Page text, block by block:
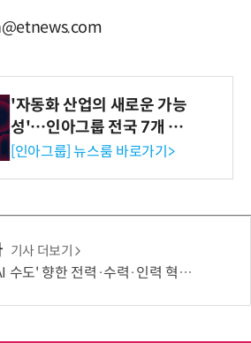
'자동화 산업의 새로운 가능
성'…인아그룹 전국 7개 도
시 세미나 페어 개최
[인아그룹] 뉴스룸 바로가기>
기사 더보기
전력·수력·인력 혁신 시동…'충남 3력 혁신 TF 회의 첫 개최